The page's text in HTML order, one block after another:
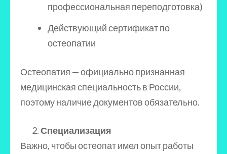
профессиональная переподготовка)
Действующий сертификат по
остеопатии
Остеопатия — официально признанная
медицинская специальность в России,
поэтому наличие документов обязательно.
Специализация
Важно, чтобы остеопат имел опыт работы